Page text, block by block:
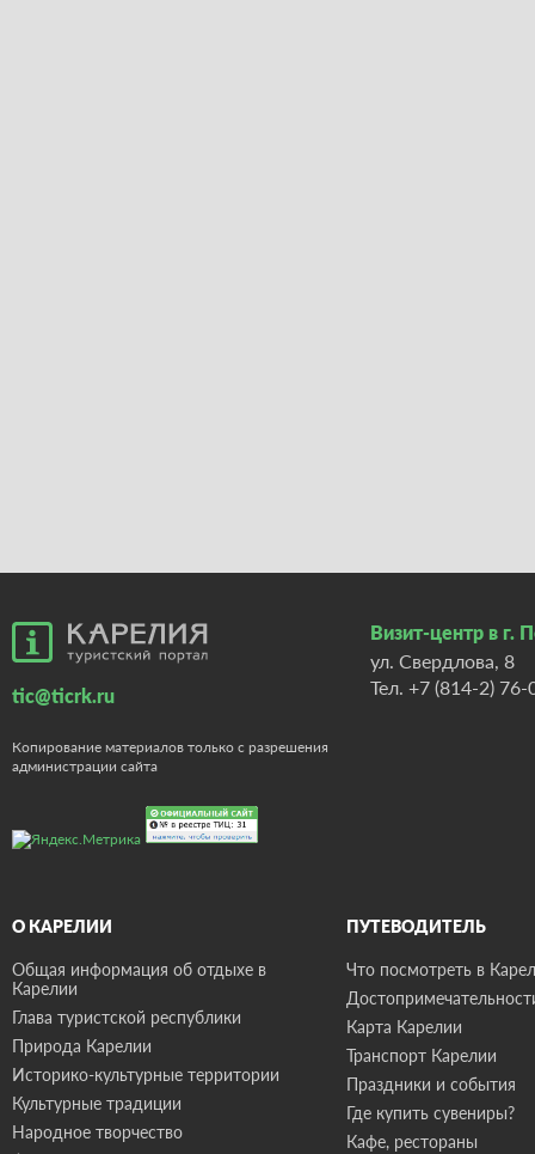
tic@ticrk.ru
Копирование материалов только с разрешения
администрации сайта
Визит-центр в г.
ул. Свердлова, 8
Тел. +7 (814-2) 76-
О КАРЕЛИИ
Общая информация об отдыхе в
Карелии
Глава туристской республики
Природа Карелии
Историко-культурные территории
Культурные традиции
Народное творчество
ПУТЕВОДИТЕЛЬ
Что посмотреть в
Карта Карелии
Транспорт Карелии
Праздники и события
Где купить сувениры?
Кафе, рестораны